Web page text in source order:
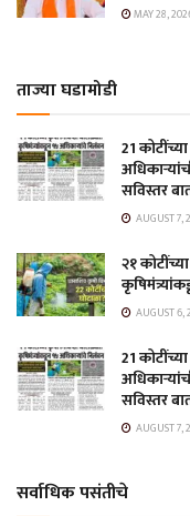
MAY 28,
ताज्या घडामोडी
21
सविस्तर
AUGUST 7,
२१
AUGUST 6,
21
सविस्तर
AUGUST 7,
सर्वाधिक पसंतीचे